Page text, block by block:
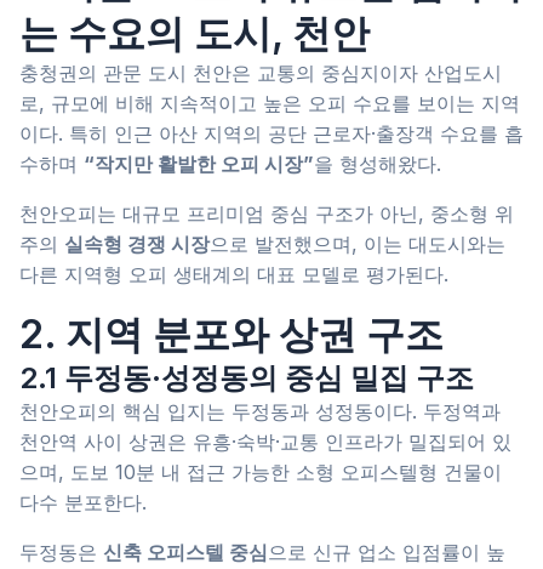
는 수요의 도시, 천안
충청권의 관문 도시 천안은 교통의 중심지이자 산업도시
로, 규모에 비해 지속적이고 높은 오피 수요를 보이는 지역
이다. 특히 인근 아산 지역의 공단 근로자·출장객 수요를 흡
수하며 “작지만 활발한 오피 시장”을 형성해왔다.
천안오피는 대규모 프리미엄 중심 구조가 아닌, 중소형 위
주의 실속형 경쟁 시장으로 발전했으며, 이는 대도시와는
다른 지역형 오피 생태계의 대표 모델로 평가된다.
2. 지역 분포와 상권 구조
2.1 두정동·성정동의 중심 밀집 구조
천안오피의 핵심 입지는 두정동과 성정동이다. 두정역과
천안역 사이 상권은 유흥·숙박·교통 인프라가 밀집되어 있
으며, 도보 10분 내 접근 가능한 소형 오피스텔형 건물이
다수 분포한다.
두정동은 신축 오피스텔 중심으로 신규 업소 입점률이 높